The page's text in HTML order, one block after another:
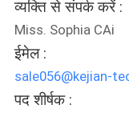
व्यक्ति से संपर्क करें :
Miss. Sophia CAi
ईमेल :
sale056@kejian-
पद शीर्षक :